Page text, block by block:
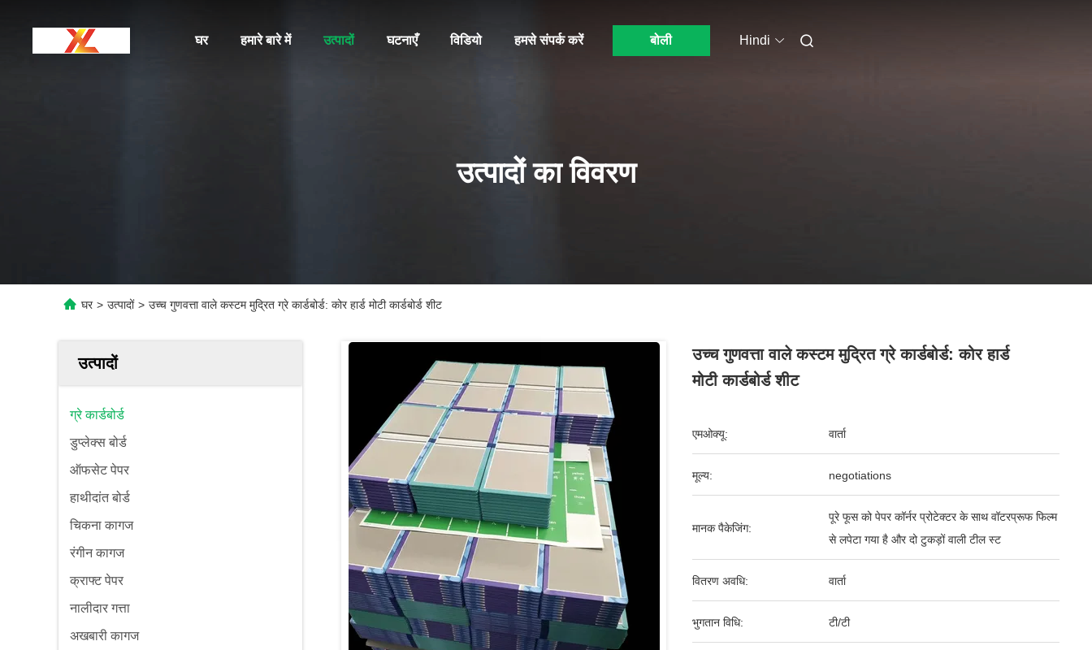
घर हमारे बारे में उत्पादों घटनाएँ विडियो हमसे संपर्क करें बोली Hindi
उत्पादों का विवरण
घर > उत्पादों > उच्च गुणवत्ता वाले कस्टम मुद्रित ग्रे कार्डबोर्ड: कोर हार्ड मोटी कार्डबोर्ड शीट
उत्पादों
ग्रे कार्डबोर्ड
डुप्लेक्स बोर्ड
ऑफसेट पेपर
हाथीदांत बोर्ड
चिकना कागज
रंगीन कागज
क्राफ्ट पेपर
नालीदार गत्ता
अखबारी कागज
उच्च गुणवत्ता वाले कस्टम मुद्रित ग्रे कार्डबोर्ड: कोर हार्ड
मोटी कार्डबोर्ड शीट
एमओक्यू: वार्ता
मूल्य: negotiations
मानक पैकेजिंग:
पूरे फूस को पेपर कॉर्नर प्रोटेक्टर के साथ वॉटरप्रूफ फिल्म
से लपेटा गया है और दो टुकड़ों वाली टील स्ट
वितरण अवधि: वार्ता
भुगतान विधि: टी/टी